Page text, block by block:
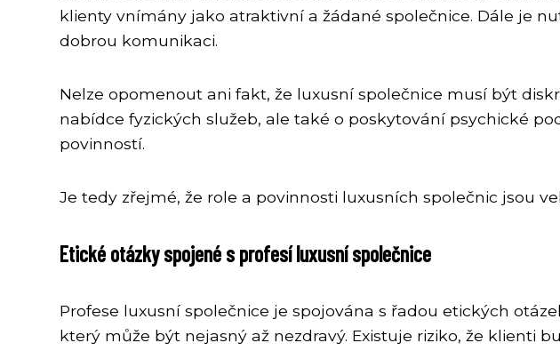
klienty vnímány jako atraktivní a žádané společnice. Dále je
dobrou komunikaci.
Nelze opomenout ani fakt, že luxusní společnice musí být
nabídce fyzických služeb, ale také o poskytování psychické
povinností.
Je tedy zřejmé, že role a povinnosti luxusních společnic jsou
Etické otázky spojené s profesí luxusní společnice
Profese luxusní společnice je spojována s řadou etických
který může být nejasný až nezdravý. Existuje riziko, že klienti